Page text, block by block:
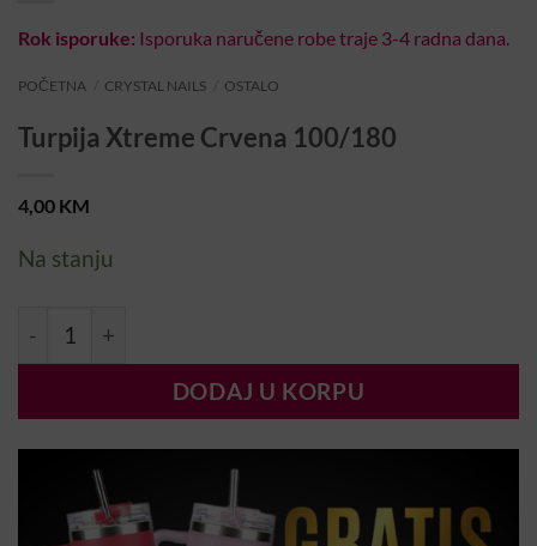
Rok isporuke: Isporuka naručene robe traje 3-4 radna dana.
POČETNA CRYSTAL NAILS OSTALO
Turpija Xtreme Crvena 100/180
4,00 KM
Na stanju
Turpija Xtreme Crvena 100/180 količina
DODAJ U KORPU